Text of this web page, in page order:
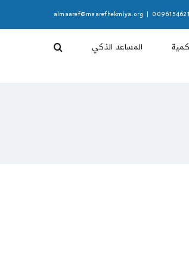
almaaref@maarefhekmiya.org
المساعد الذكي